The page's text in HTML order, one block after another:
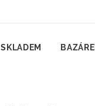
SKLADEM